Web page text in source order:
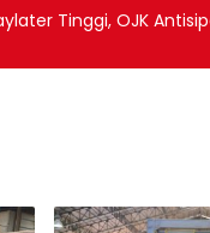
Tinggi, OJK